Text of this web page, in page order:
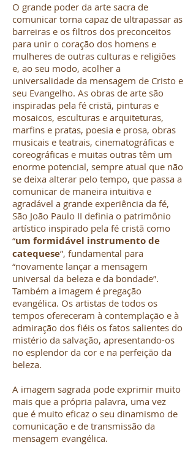
O grande poder da arte sacra de
comunicar torna capaz de ultrapassar as
barreiras e os filtros dos preconceitos
para unir o coração dos homens e
mulheres de outras culturas e religiões
e, ao seu modo, acolher a
universalidade da mensagem de Cristo e
seu Evangelho. As obras de arte são
inspiradas pela fé cristã, pinturas e
mosaicos, esculturas e arquiteturas,
marfins e pratas, poesia e prosa, obras
musicais e teatrais, cinematográficas e
coreográficas e muitas outras têm um
enorme potencial, sempre atual que não
se deixa alterar pelo tempo, que passa a
comunicar de maneira intuitiva e
agradável a grande experiência da fé,
São João Paulo II definia o patrimônio
artístico inspirado pela fé cristã como
“um formidável instrumento de
catequese”, fundamental para
“novamente lançar a mensagem
universal da beleza e da bondade”.
Também a imagem é pregação
evangélica. Os artistas de todos os
tempos ofereceram à contemplação e à
admiração dos fiéis os fatos salientes do
mistério da salvação, apresentando-os
no esplendor da cor e na perfeição da
beleza.
A imagem sagrada pode exprimir muito
mais que a própria palavra, uma vez
que é muito eficaz o seu dinamismo de
comunicação e de transmissão da
mensagem evangélica.